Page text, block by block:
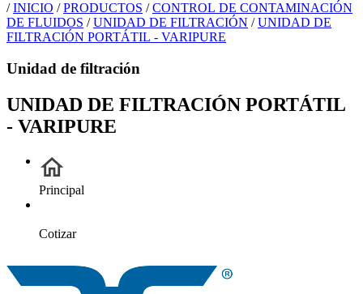
/INICIO /PRODUCTOS /CONTROL DE CONTAMINACIÓN
DE FLUIDOS /UNIDAD DE FILTRACIÓN /UNIDAD DE
FILTRACIÓN PORTÁTIL - VARIPURE
Unidad de filtración
UNIDAD DE FILTRACIÓN PORTÁTIL
- VARIPURE
Principal
Cotizar